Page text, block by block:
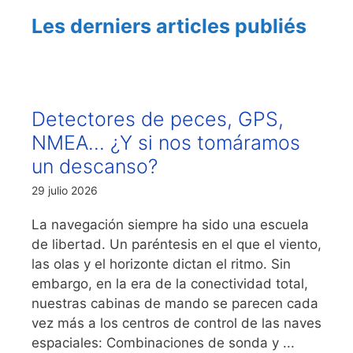
Les derniers articles publiés
Detectores de peces, GPS,
NMEA… ¿Y si nos tomáramos
un descanso?
29 julio 2026
La navegación siempre ha sido una escuela
de libertad. Un paréntesis en el que el viento,
las olas y el horizonte dictan el ritmo. Sin
embargo, en la era de la conectividad total,
nuestras cabinas de mando se parecen cada
vez más a los centros de control de las naves
espaciales: Combinaciones de sonda y ...